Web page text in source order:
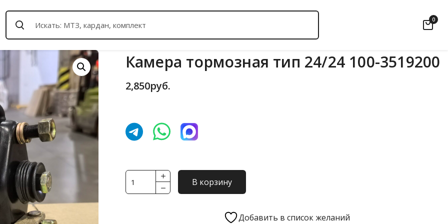
0
Камера тормозная тип 24/24 100-3519200
2,850руб.
Количество
товара
В корзину
Добавить в список желаний